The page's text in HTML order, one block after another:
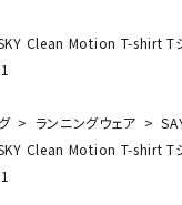
Clean Motion T-shirt T
ランニングウェア
Clean Motion T-shirt T